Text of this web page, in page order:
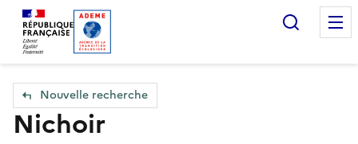
Accueil — Que Faire de mes objets & déchets
Nouvelle recherche
Nichoir